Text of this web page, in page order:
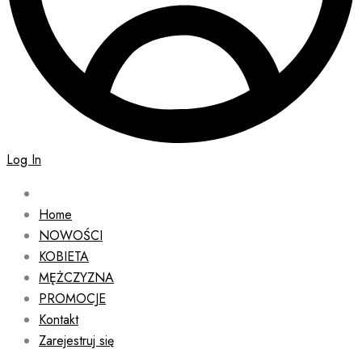
Log In
Home
NOWOŚCI
KOBIETA
MĘŻCZYZNA
PROMOCJE
Kontakt
Zarejestruj się